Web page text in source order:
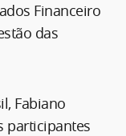
Financeiro
das
Fabiano
participantes